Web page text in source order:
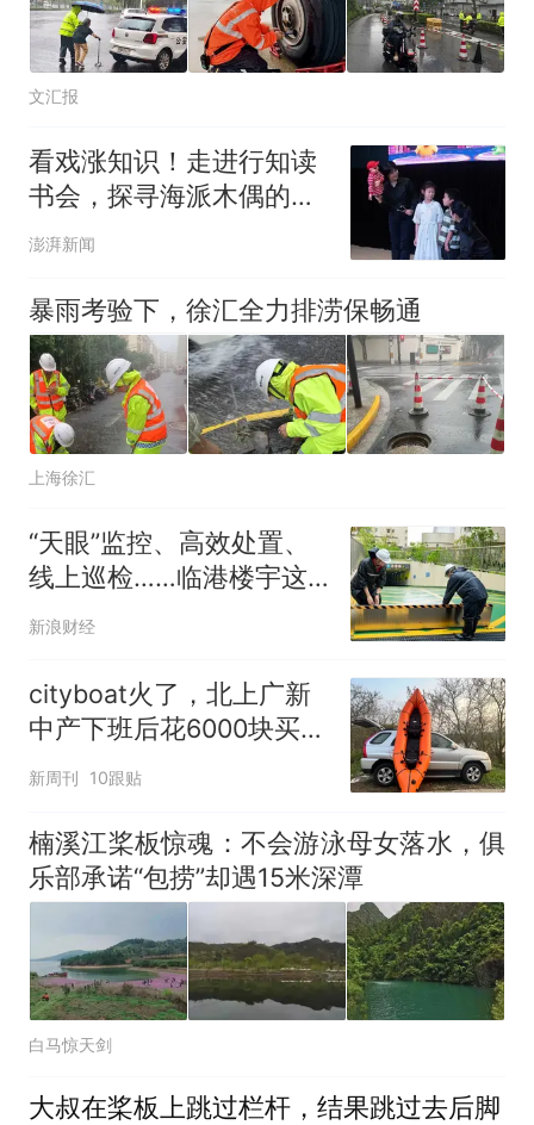
文汇报
看戏涨知识！走进行知读
书会，探寻海派木偶的门
道
澎湃新闻
暴雨考验下，徐汇全力排涝保畅通
上海徐汇
“天眼”监控、高效处置、
线上巡检……临港楼宇这
样应对台风
新浪财经
cityboat火了，北上广新
中产下班后花6000块买船
划水
新周刊 10跟贴
楠溪江桨板惊魂：不会游泳母女落水，俱
乐部承诺“包捞”却遇15米深潭
白马惊天剑
大叔在桨板上跳过栏杆，结果跳过去后脚